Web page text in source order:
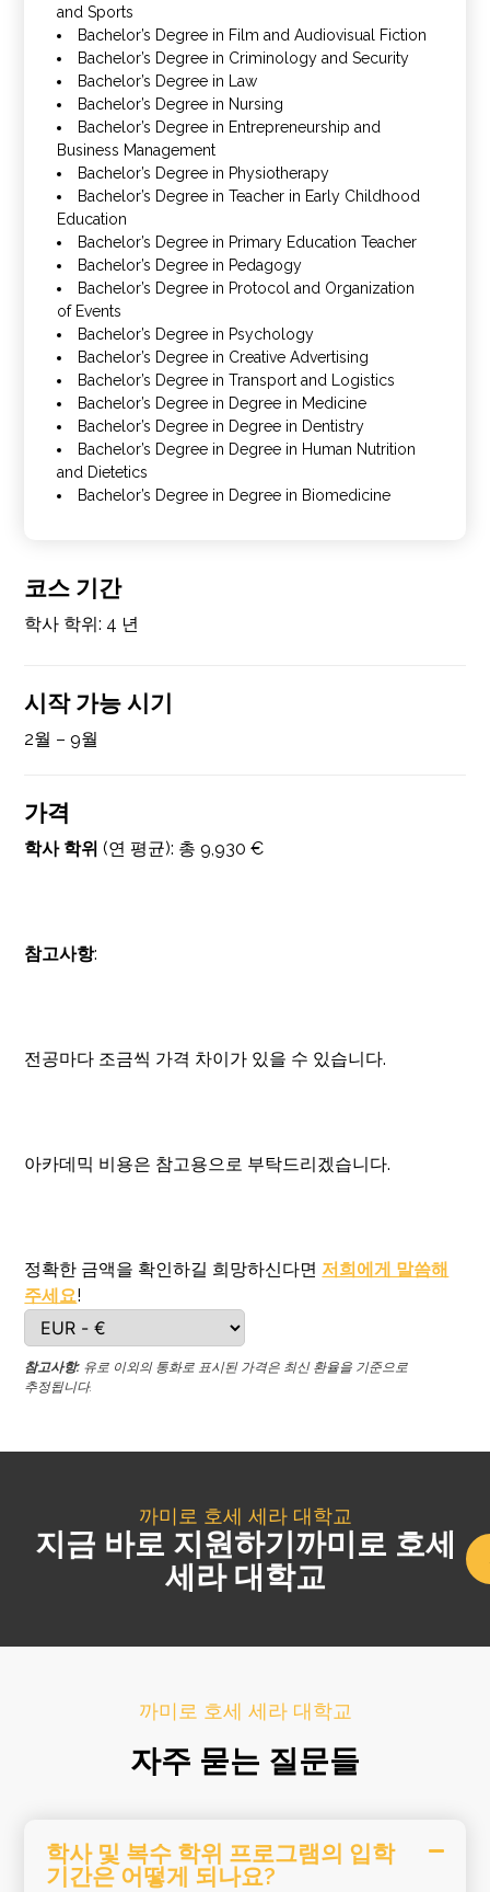
and Sports
Bachelor’s Degree in Film and Audiovisual Fiction
Bachelor’s Degree in Criminology and Security
Bachelor’s Degree in Law
Bachelor’s Degree in Nursing
Bachelor’s Degree in Entrepreneurship and
Business Management
Bachelor’s Degree in Physiotherapy
Bachelor’s Degree in Teacher in Early Childhood
Education
Bachelor’s Degree in Primary Education Teacher
Bachelor’s Degree in Pedagogy
Bachelor’s Degree in Protocol and Organization
of Events
Bachelor’s Degree in Psychology
Bachelor’s Degree in Creative Advertising
Bachelor’s Degree in Transport and Logistics
Bachelor’s Degree in Degree in Medicine
Bachelor’s Degree in Degree in Dentistry
Bachelor’s Degree in Degree in Human Nutrition
and Dietetics
Bachelor’s Degree in Degree in Biomedicine
코스 기간
학사 학위: 4 년
시작 가능 시기
2월 – 9월
가격
학사 학위 (연 평균): 총9,930 €
참고사항:
전공마다 조금씩 가격 차이가 있을 수 있습니다.
아카데믹 비용은 참고용으로 부탁드리겠습니다.
정확한 금액을 확인하길 희망하신다면 저희에게 말씀해
주세요!
참고사항: 유로 이외의 통화로 표시된 가격은 최신 환율을 기준으로
추정됩니다.
까미로 호세 세라 대학교
지금 바로 지원하기까미로 호세
세라 대학교
까미로 호세 세라 대학교
자주 묻는 질문들
학사 및 복수 학위 프로그램의 입학
기간은 어떻게 되나요?